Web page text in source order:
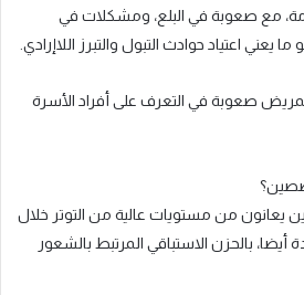
مع صعوبة في البلع، ومشكلات في
ما يعني اعتياد حوادث التبول والتبرز اللاإرادي.
صعوبة في التعرف على أفراد الأسرة
يعانون من مستويات عالية من التوتر خلال
بالحزن الاستباقي المرتبط بالشعور